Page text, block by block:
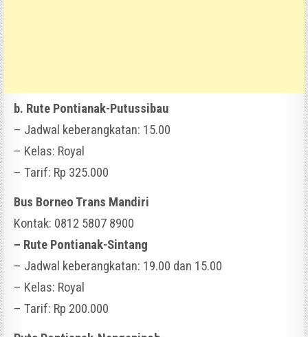
b. Rute Pontianak-Putussibau
– Jadwal keberangkatan: 15.00
– Kelas: Royal
– Tarif: Rp 325.000
Bus Borneo Trans Mandiri
Kontak: 0812 5807 8900
– Rute Pontianak-Sintang
– Jadwal keberangkatan: 19.00 dan 15.00
– Kelas: Royal
– Tarif: Rp 200.000